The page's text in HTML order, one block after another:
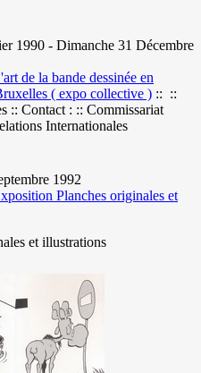
1990 - Dimanche 31 Décembre
de la bande dessinée en
( expo collective ) :: ::
:: Contact : :: Commissariat
Internationales
1992
Planches originales et
et illustrations